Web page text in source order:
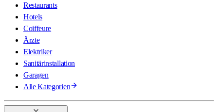
Restaurants
Hotels
Coiffeure
Ärzte
Elektriker
Sanitärinstallation
Garagen
Alle Kategorien